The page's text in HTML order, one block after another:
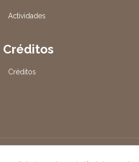
Actividades
Créditos
Créditos